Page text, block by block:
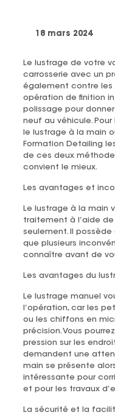
18 mars 2024
Le lustrage de votre
carrosserie avec un
également contre les
opération de finition
polissage pour
neuf au véhicule.
le lustrage à la main
Formation Detailing
de ces deux
convient le mieux.
Les avantages et
Le lustrage à la main
traitement à l’aide
seulement. Il
que plusieurs
connaître avant de
Les avantages du
Le lustrage manuel
l’opération, car les
ou les chiffons en
précision. Vous
pression sur les
demandent une
main se présente
intéressante pour
et pour les travaux
La sécurité et la